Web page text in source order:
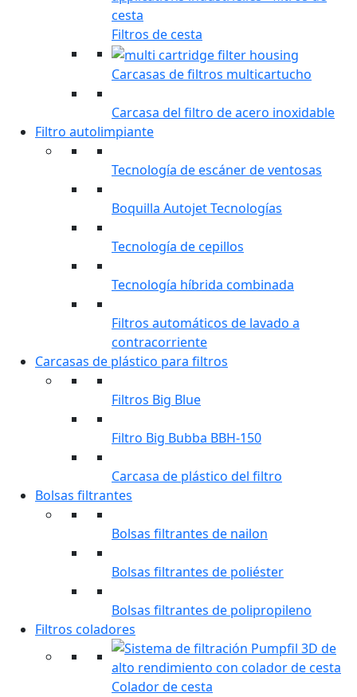
Filtros de cesta
Carcasas de filtros multicartucho
Carcasa del filtro de acero inoxidable
Filtro autolimpiante
Tecnología de escáner de ventosas
Boquilla Autojet Tecnologías
Tecnología de cepillos
Tecnología híbrida combinada
Filtros automáticos de lavado a
contracorriente
Carcasas de plástico para filtros
Filtros Big Blue
Filtro Big Bubba BBH-150
Carcasa de plástico del filtro
Bolsas filtrantes
Bolsas filtrantes de nailon
Bolsas filtrantes de poliéster
Bolsas filtrantes de polipropileno
Filtros coladores
Colador de cesta